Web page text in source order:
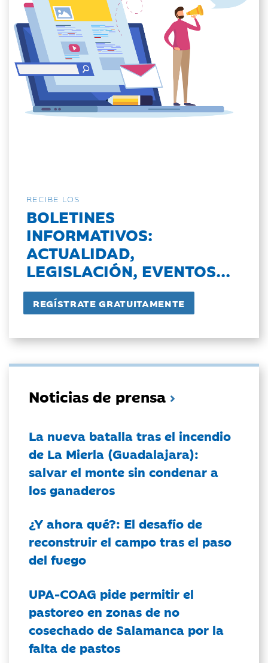
RECIBE LOS
BOLETINES
INFORMATIVOS:
ACTUALIDAD,
LEGISLACIÓN, EVENTOS...
Noticias de prensa
La nueva batalla tras el incendio
de La Mierla (Guadalajara):
salvar el monte sin condenar a
los ganaderos
¿Y ahora qué?: El desafío de
reconstruir el campo tras el paso
del fuego
UPA-COAG pide permitir el
pastoreo en zonas de no
cosechado de Salamanca por la
falta de pastos